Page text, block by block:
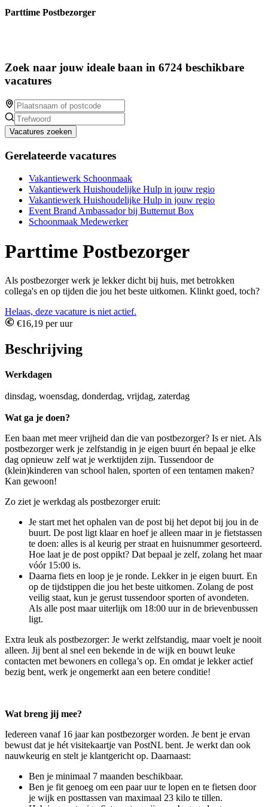
Parttime Postbezorger
Zoek naar jouw ideale baan in 6724 beschikbare
vacatures
Vacatures zoeken
Gerelateerde vacatures
Vakantiewerk Schoonmaak
Vakantiewerk Huishoudelijke Hulp in jouw regio
Vakantiewerk Huishoudelijke Hulp in jouw regio
Event Brand Ambassador bij Butternut Box
Schoonmaak Medewerker
Parttime Postbezorger
Als postbezorger werk je lekker dicht bij huis, met betrokken
collega's en op tijden die jou het beste uitkomen. Klinkt goed, toch?
Helaas, deze vacature is niet actief.
€16,19 per uur
Beschrijving
Werkdagen
dinsdag, woensdag, donderdag, vrijdag, zaterdag
Wat ga je doen?
Een baan met meer vrijheid dan die van postbezorger? Is er niet. Als
postbezorger werk je zelfstandig in je eigen buurt én bepaal je elke
dag opnieuw zelf wat je werktijden zijn. Tussendoor de
(klein)kinderen van school halen, sporten of een tentamen maken?
Kan gewoon!
Zo ziet je werkdag als postbezorger eruit:
Je start met het ophalen van de post bij het depot bij jou in de
buurt. De post ligt klaar en hoef je alleen maar in je fietstassen
te doen: alles is al keurig per straat en huisnummer gesorteerd.
Hoe laat je de post oppikt? Dat bepaal je zelf, zolang het maar
vóór 15:00 is.
Daarna fiets en loop je je ronde. Lekker in je eigen buurt. En
op de tijdstippen die jou het beste uitkomen. Zolang de post
veilig staat, kun je gerust tussendoor sporten of avondeten.
Als alle post maar uiterlijk om 18:00 uur in de brievenbussen
ligt.
Extra leuk als postbezorger: Je werkt zelfstandig, maar voelt je nooit
alleen. Jij bent al snel een bekende in de wijk en bouwt leuke
contacten met bewoners en collega’s op. En omdat je lekker actief
bezig bent, werk je ongemerkt aan een betere conditie!
Wat breng jij mee?
Iedereen vanaf 16 jaar kan postbezorger worden. Je bent je ervan
bewust dat je hét visitekaartje van PostNL bent. Je werkt dan ook
nauwkeurig en stelt je klantgericht op. Daarnaast:
Ben je minimaal 7 maanden beschikbaar.
Ben je fit genoeg om een paar uur te lopen en te fietsen door
je wijk en posttassen van maximaal 23 kilo te tillen.